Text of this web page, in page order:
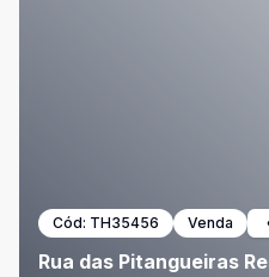
Cód: TH35456 Venda
Rua das Pitangueiras